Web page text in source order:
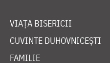
VIAȚA BISERICII
CUVINTE DUHOVNICEȘTI
FAMILIE